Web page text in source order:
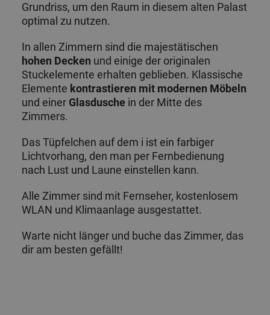
Grundriss, um den Raum in diesem alten Palast
optimal zu nutzen.
In allen Zimmern sind die majestätischen
hohen Decken und einige der originalen
Stuckelemente erhalten geblieben. Klassische
Elemente kontrastieren mit modernen Möbeln
und einer Glasdusche in der Mitte des
Zimmers.
Das Tüpfelchen auf dem i ist ein farbiger
Lichtvorhang, den man per Fernbedienung
nach Lust und Laune einstellen kann.
Alle Zimmer sind mit Fernseher, kostenlosem
WLAN und Klimaanlage ausgestattet.
Warte nicht länger und buche das Zimmer, das
dir am besten gefällt!